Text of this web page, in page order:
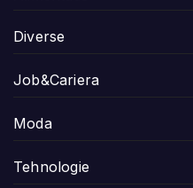
Diverse
Job&Cariera
Moda
Tehnologie